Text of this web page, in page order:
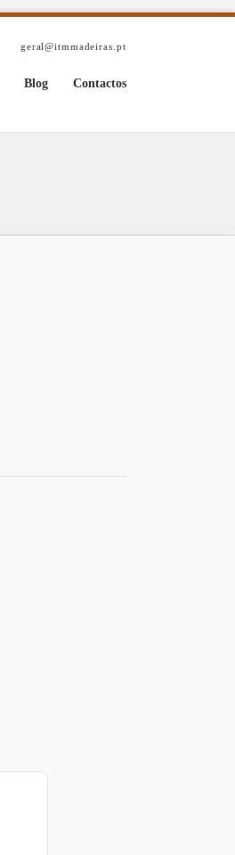
geral@itmmadeiras.pt
Blog Contactos